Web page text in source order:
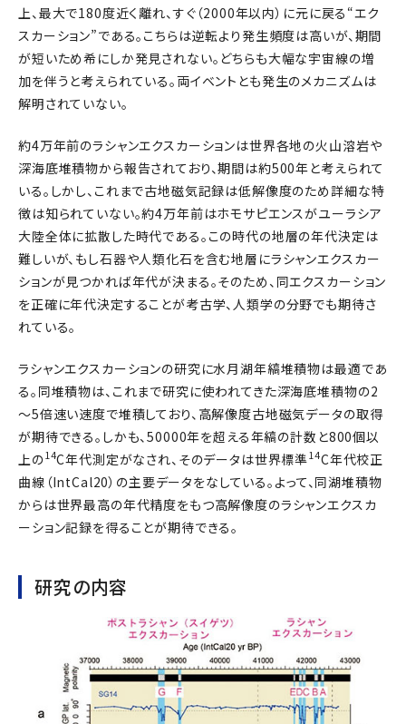
上、最大で180度近く離れ、すぐ（2000年以内）に元に戻る“エク
スカーション”である。こちらは逆転より発生頻度は高いが、期間
が短いため希にしか発見されない。どちらも大幅な宇宙線の増
加を伴うと考えられている。両イベントとも発生のメカニズムは
解明されていない。
約4万年前のラシャンエクスカーションは世界各地の火山溶岩や
深海底堆積物から報告されており、期間は約500年と考えられて
いる。しかし、これまで古地磁気記録は低解像度のため詳細な特
徴は知られていない。約4万年前はホモサピエンスがユーラシア
大陸全体に拡散した時代である。この時代の地層の年代決定は
難しいが、もし石器や人類化石を含む地層にラシャンエクスカー
ションが見つかれば年代が決まる。そのため、同エクスカーション
を正確に年代決定することが考古学、人類学の分野でも期待さ
れている。
ラシャンエクスカーションの研究に水月湖年縞堆積物は最適であ
る。同堆積物は、これまで研究に使われてきた深海底堆積物の2
～5倍速い速度で堆積しており、高解像度古地磁気データの取得
が期待できる。しかも、50000年を超える年縞の計数と800個以
上の14C年代測定がなされ、そのデータは世界標準14C年代校正
曲線（IntCal20）の主要データをなしている。よって、同湖堆積物
からは世界最高の年代精度をもつ高解像度のラシャンエクスカ
ーション記録を得ることが期待できる。
研究の内容